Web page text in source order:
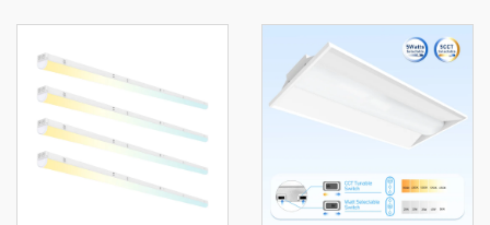
vatios - 400 vatios con
lámparas lineales ajus
tables en CCT y poten
cia para proyectos de c
onstrucción o renovaci
ón
W 25W 30W Carril de
Techo Comercial Luz d
e Carril LED